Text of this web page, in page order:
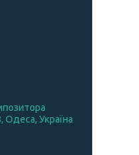
Одеса, Україна